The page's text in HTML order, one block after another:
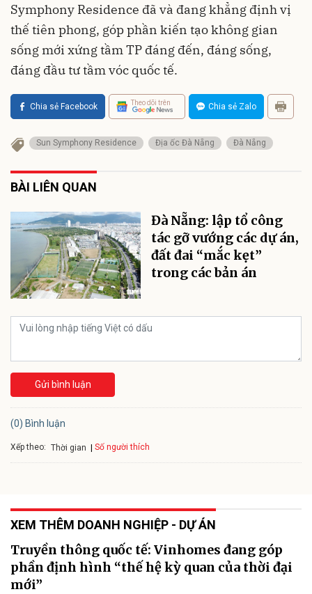
Symphony Residence đã và đang khẳng định vị
thế tiên phong, góp phần kiến tạo không gian
sống mới xứng tầm TP đáng đến, đáng sống,
đáng đầu tư tầm vóc quốc tế.
Chia sẻ Facebook Theo dõi trên Chia sẻ Zalo
Sun Symphony Residence Địa ốc Đà Nẵng Đà Nẵng
BÀI LIÊN QUAN
Đà Nẵng: lập tổ công
tác gỡ vướng các dự án,
đất đai “mắc kẹt”
trong các bản án
Gửi bình luận
(0) Bình luận
Xếp theo: Thời gian Số người thích
XEM THÊM DOANH NGHIỆP - DỰ ÁN
Truyền thông quốc tế: Vinhomes đang góp
phần định hình “thế hệ kỳ quan của thời đại
mới”